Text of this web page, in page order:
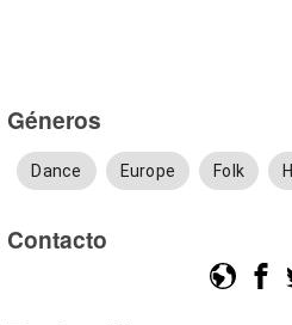
Géneros
Dance Europe Folk
Contacto